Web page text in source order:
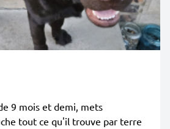
9 mois et demi, mets
tout ce qu'il trouve par terre